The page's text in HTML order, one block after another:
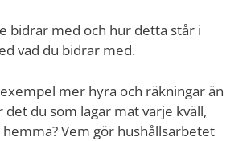
bidrar med och hur detta står i
vad du bidrar med.
mer hyra och räkningar än
det du som lagar mat varje kväll,
Vem gör hushållsarbetet